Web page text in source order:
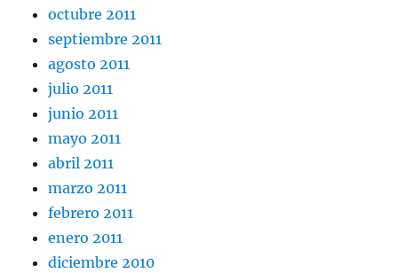
octubre 2011
septiembre 2011
agosto 2011
julio 2011
junio 2011
mayo 2011
abril 2011
marzo 2011
febrero 2011
enero 2011
diciembre 2010